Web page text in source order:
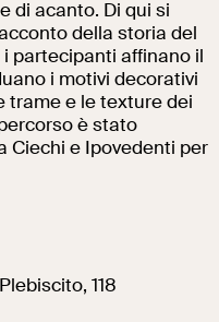
di acanto. Di qui si
della storia del
i partecipanti affinano il
i motivi decorativi
trame e le texture dei
è stato
Ciechi e Ipovedenti per
118